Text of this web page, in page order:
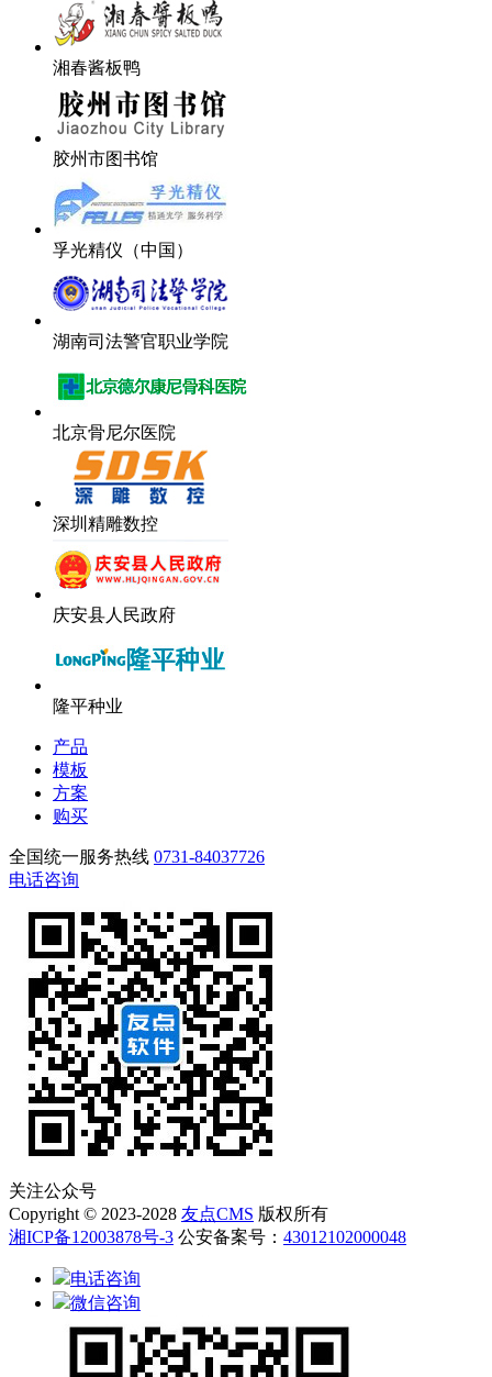
湘春酱板鸭
胶州市图书馆
孚光精仪（中国）
湖南司法警官职业学院
北京骨尼尔医院
深圳精雕数控
庆安县人民政府
隆平种业
产品
模板
方案
购买
全国统一服务热线 0731-84037726
电话咨询
关注公众号
Copyright © 2023-2028 友点CMS 版权所有
湘ICP备12003878号-3 公安备案号： 43012102000048
电话咨询
微信咨询